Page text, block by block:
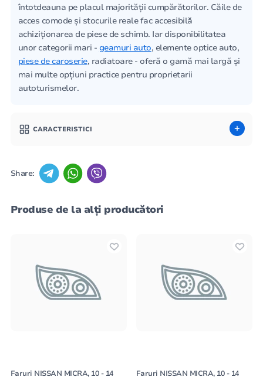
întotdeauna pe placul majorității cumpărătorilor. Căile de
acces comode și stocurile reale fac accesibilă
achiziționarea de piese de schimb. Iar disponibilitatea
unor categorii mari - geamuri auto, elemente optice auto,
piese de caroserie, radiatoare - oferă o gamă mai largă și
mai multe opțiuni practice pentru proprietarii
autoturismelor.
CARACTERISTICI
Share:
Produse de la alți producători
Faruri NISSAN MICRA, 10 - 14 Faruri NISSAN MICRA, 10 - 14